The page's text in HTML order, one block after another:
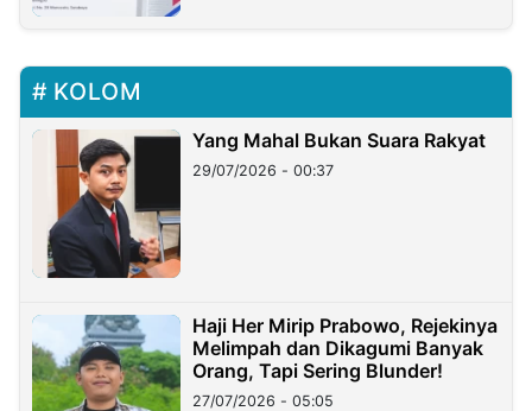
KOLOM
Yang Mahal Bukan Suara Rakyat
29/07/2026 - 00:37
Haji Her Mirip Prabowo, Rejekinya
Melimpah dan Dikagumi Banyak
Orang, Tapi Sering Blunder!
27/07/2026 - 05:05